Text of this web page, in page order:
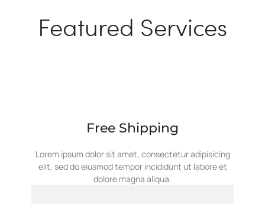
Featured Services
Free Shipping
Lorem ipsum dolor sit amet, consectetur adipisicing
elit, sed do eiusmod tempor incididunt ut labore et
dolore magna aliqua.